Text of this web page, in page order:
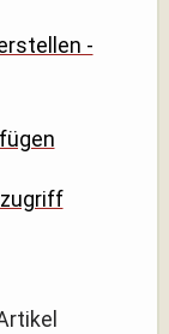
-